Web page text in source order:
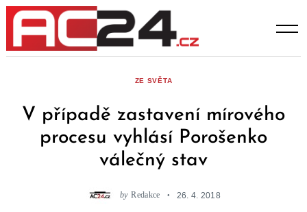
Skip
content
ZE SVĚTA
V případě zastavení mírového
procesu vyhlásí Porošenko
válečný stav
by Redakce 26. 4. 2018